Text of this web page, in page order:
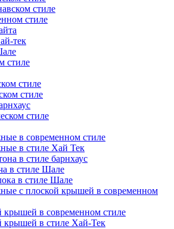
стиле
стиле
тек
стиле
стиле
стиле
стиле
в современном стиле
в стиле Хай Тек
в стиле барнхаус
в стиле Шале
в стиле Шале
с плоской крышей в современном
крышей в современном стиле
крышей в стиле Хай-Тек